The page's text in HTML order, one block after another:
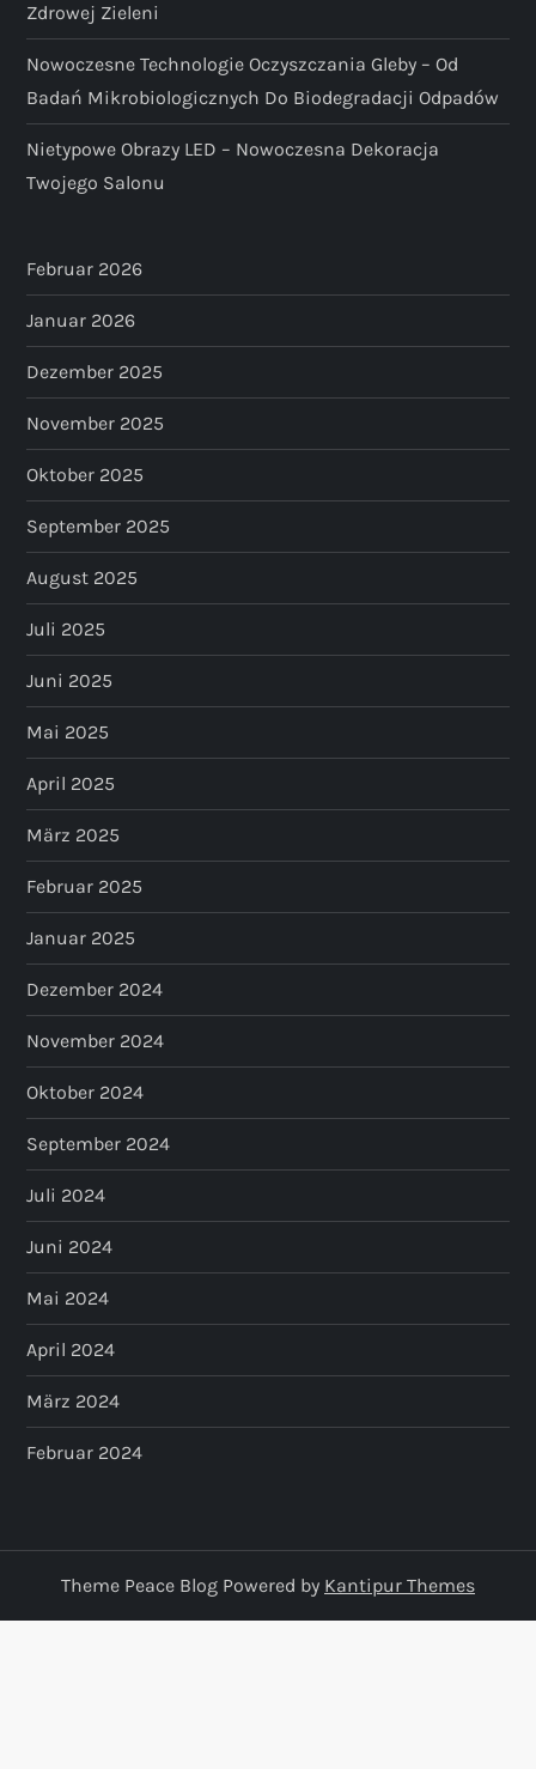
Zdrowej Zieleni
Nowoczesne Technologie Oczyszczania Gleby – Od
Badań Mikrobiologicznych Do Biodegradacji Odpadów
Nietypowe Obrazy LED – Nowoczesna Dekoracja
Twojego Salonu
Februar 2026
Januar 2026
Dezember 2025
November 2025
Oktober 2025
September 2025
August 2025
Juli 2025
Juni 2025
Mai 2025
April 2025
März 2025
Februar 2025
Januar 2025
Dezember 2024
November 2024
Oktober 2024
September 2024
Juli 2024
Juni 2024
Mai 2024
April 2024
März 2024
Februar 2024
Theme Peace Blog Powered by Kantipur Themes